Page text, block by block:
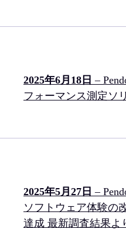
2025年6月18日 –
フォーマンス測定ソ
2025年5月27日 –
ソフトウェア体験の
達成 最新調査結果よ